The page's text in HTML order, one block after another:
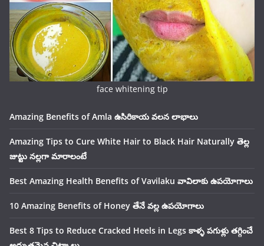
face whitening tip
Amazing Benefits of Amla ఉసిరికాయ వలన లాభాలు
Amazing Tips to Cure White Hair to Black Hair Naturally తెల్ల
జుట్టు నల్లగా మారాలంటే
Best Amazing Health Benefits of Vavilaku వావిలాకు ఉపయోగాలు
10 Amazing Benefits of Honey తేనే వల్ల ఉపయోగాలు
Best 8 Tips to Reduce Cracked Heels in Legs కాళ్ళ పగుళ్లు తగ్గించే